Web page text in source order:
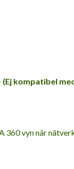
(Ej kompatibel
360 vyn när